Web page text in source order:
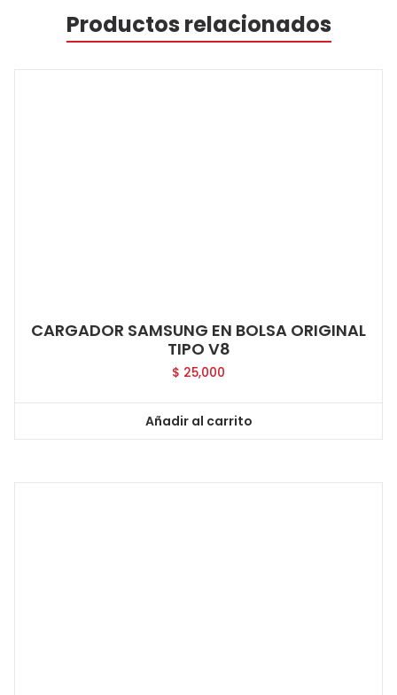
Productos relacionados
CARGADOR SAMSUNG EN BOLSA ORIGINAL
TIPO V8
$ 25,000
Añadir al carrito